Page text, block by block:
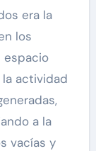
era la
los
espacio
actividad
a la
vacías y